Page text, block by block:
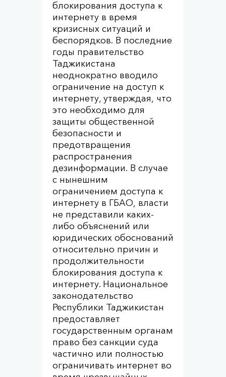
блокирования доступа к
интернету в время
кризисных ситуаций и
беспорядков. В последние
годы правительство
Таджикистана
неоднократно вводило
ограничение на доступ к
интернету, утверждая, что
это необходимо для
защиты общественной
безопасности и
предотвращения
распространения
дезинформации. В случае
с нынешним
ограничением доступа к
интернету в ГБАО, власти
не представили каких-
либо объяснений или
юридических обоснований
относительно причин и
продолжительности
блокирования доступа к
интернету. Национальное
законодательство
Республики Таджикистан
предоставляет
государственным органам
право без санкции суда
частично или полностью
ограничивать интернет во